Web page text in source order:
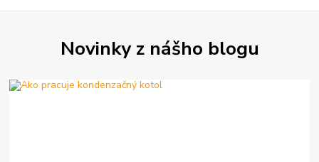
Novinky z nášho blogu